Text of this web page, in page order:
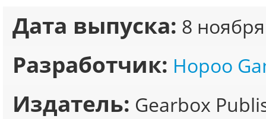
Дата выпуска: 8
Разработчик: Hopoo
Издатель: Gearbox